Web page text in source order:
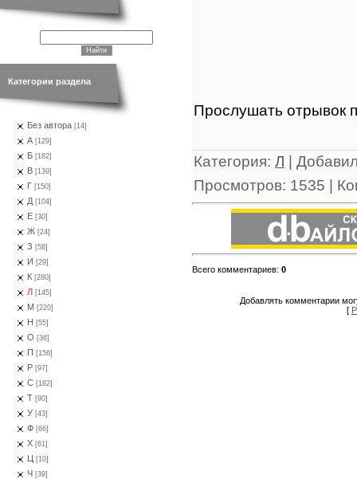
Категории раздела
Без автора [14]
А [129]
Б [182]
В [139]
Г [150]
Д [104]
Е [30]
Ж [24]
З [58]
И [29]
К [280]
Л [145]
М [220]
Н [55]
О [36]
П [156]
Р [97]
С [182]
Т [90]
У [43]
Ф [66]
Х [61]
Ц [10]
Ч [39]
Прослушать отрывок
Категория: Л |
Просмотров: 1535 |
Всего комментариев: 0
Добавлять комментарии
[